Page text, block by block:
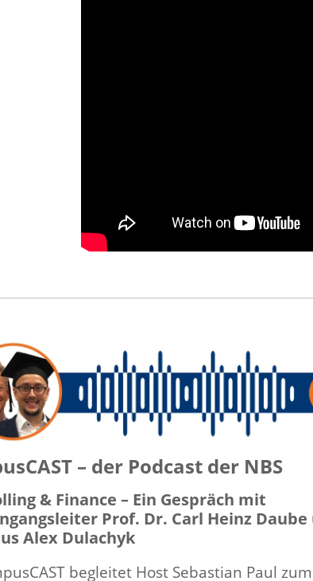
– der Podcast der NBS
& Finance – Ein Gespräch mit
Prof. Dr. Carl Heinz Daube
Alex Dulachyk
begleitet Host Sebastian Paul